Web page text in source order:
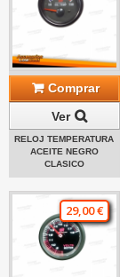
Comprar
Ver
RELOJ TEMPERATURA
ACEITE NEGRO
CLASICO
29,00 €